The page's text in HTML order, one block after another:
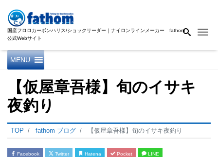
国産フロロカーボンハリス/ショックリーダー｜ナイロンラインメーカー fathom
公式Webサイト
MENU
【仮屋章吾様】旬のイサキ
夜釣り
TOP fathom ブログ 【仮屋章吾様】旬のイサキ夜釣り
Facebook Twitter Hatena Pocket LINE